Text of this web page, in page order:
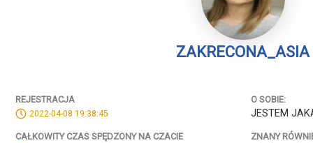
ZAKRECONA_ASIA
REJESTRACJA
2022-04-08 19:38:45
CAŁKOWITY CZAS SPĘDZONY NA CZACIE
O SOBIE:
JESTEM
ZNANY